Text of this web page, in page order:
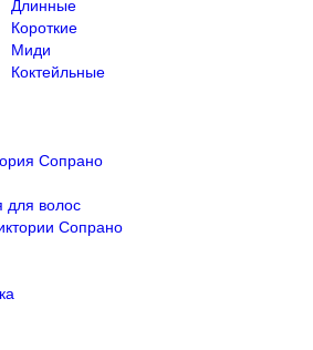
Длинные
Короткие
Миди
Коктейльные
Сопрано
для волос
Сопрано